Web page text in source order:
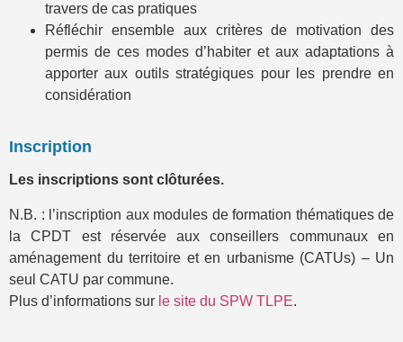
travers de cas pratiques
Réfléchir ensemble aux critères de motivation des
permis de ces modes d’habiter et aux adaptations à
apporter aux outils stratégiques pour les prendre en
considération
Inscription
Les inscriptions sont clôturées.
N.B. : l’inscription aux modules de formation thématiques de
la CPDT est réservée aux conseillers communaux en
aménagement du territoire et en urbanisme (CATUs) – Un
seul CATU par commune.
Plus d’informations sur le site du SPW TLPE.